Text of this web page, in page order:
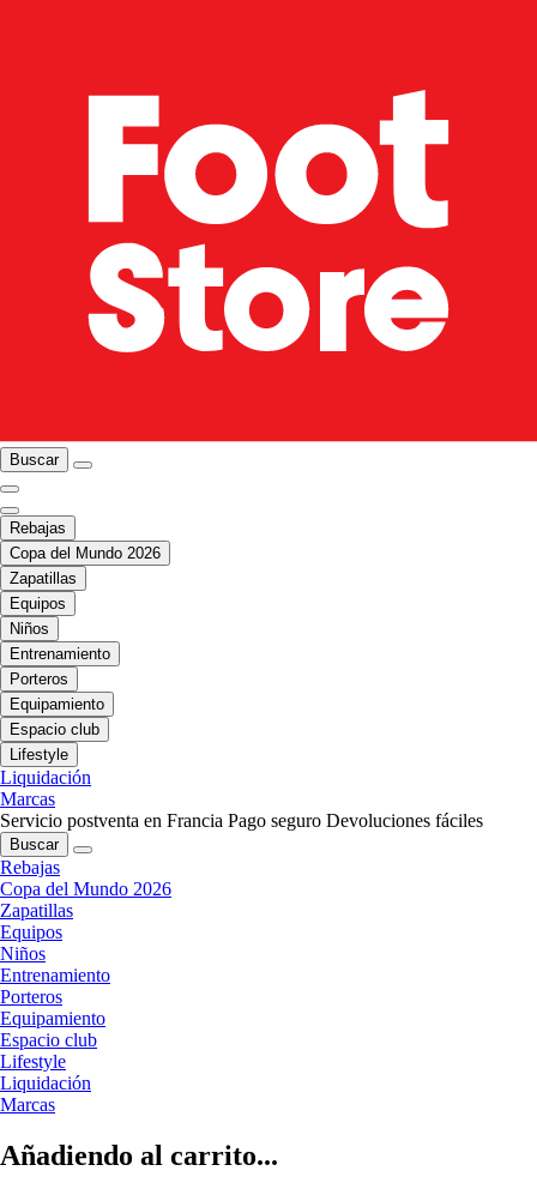
Buscar
Rebajas
Copa del Mundo 2026
Zapatillas
Equipos
Niños
Entrenamiento
Porteros
Equipamiento
Espacio club
Lifestyle
Liquidación
Marcas
Servicio postventa en Francia Pago seguro Devoluciones fáciles
Buscar
Rebajas
Copa del Mundo 2026
Zapatillas
Equipos
Niños
Entrenamiento
Porteros
Equipamiento
Espacio club
Lifestyle
Liquidación
Marcas
Añadiendo al carrito...